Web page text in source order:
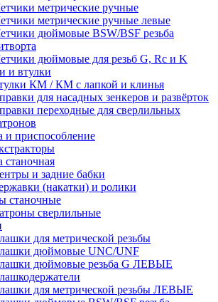
метрические ручные
метрические ручные левые
дюймовые BSW/BSF резьба
дюймовые для резьб G, Rc и K
и втулки
КМ / КМ с лапкой и клинья
для насадных зенкеров и развёрток
переходные для сверлильных
и приспособление
станочная
и задние бабки
(накатки) и ролики
станочные
сверлильные
для метрической резьбы
дюймовые UNC/UNF
дюймовые резьба G ЛЕВЫЕ
для метрической резьбы ЛЕВЫЕ